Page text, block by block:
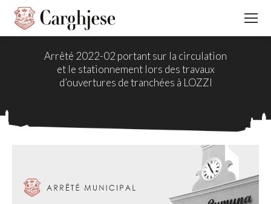
Arrêté 2022-02 portant sur la circulation
et le stationnement lors des travaux
d’ouvertures de tranchées à LOZZI